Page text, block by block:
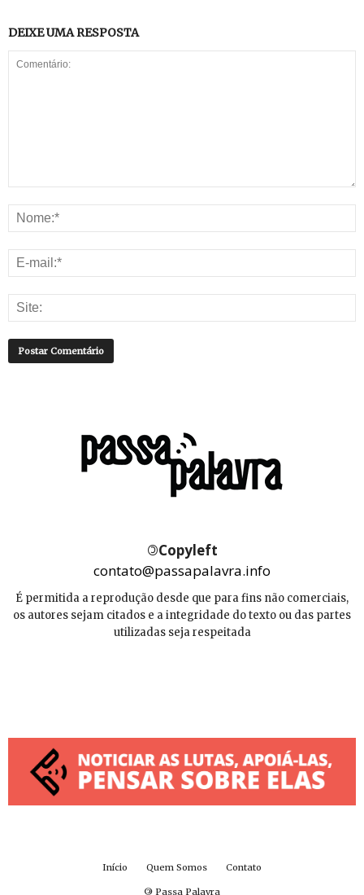
DEIXE UMA RESPOSTA
©Copyleft
contato@passapalavra.info
É permitida a reprodução desde que para fins não comerciais,
os autores sejam citados e a integridade do texto ou das partes
utilizadas seja respeitada
Início Quem Somos Contato
© Passa Palavra